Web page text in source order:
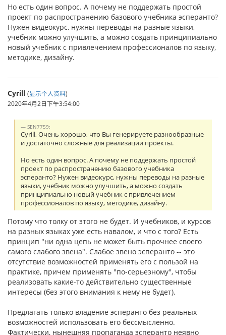
Но есть один вопрос. А почему не поддержать простой
проект по распространению базового учебника эсперанто?
Нужен видеокурс, нужны переводы на разные языки,
учебник можно улучшить, а можно создать принципиально
новый учебник с привлечением профессионалов по языку,
методике, дизайну.
Cyrill (显示个人资料)
2020年4月2日下午3:54:00
SEN7759:
Cyrill, Очень хорошо, что Вы генерируете разнообразные
и достаточно сложные для реализации проекты.
Но есть один вопрос. А почему не поддержать простой
проект по распространению базового учебника
эсперанто? Нужен видеокурс, нужны переводы на разные
языки, учебник можно улучшить, а можно создать
принципиально новый учебник с привлечением
профессионалов по языку, методике, дизайну.
Потому что толку от этого не будет. И учебников, и курсов
на разных языках уже есть навалом, и что с того? Есть
принцип "ни одна цепь не может быть прочнее своего
самого слабого звена". Слабое звено эсперанто -- это
отсутствие возможностей применять его с пользой на
практике, причем применять "по-серьезному", чтобы
реализовать какие-то действительно существенные
интересы (без этого внимания к нему не будет).
Предлагать только владение эсперанто без реальных
возможностей использовать его бессмысленно.
Фактически, нынешняя пропаганда эсперанто неявно